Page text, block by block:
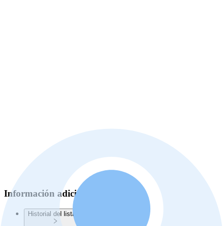
Información adicional
Historial del listado